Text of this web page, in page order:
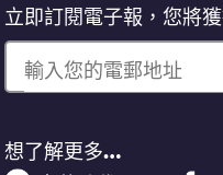
立即訂閱電子報，您將
輸入您的電郵地址
想了解更多…